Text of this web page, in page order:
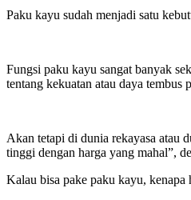
Paku kayu sudah menjadi satu
Fungsi paku kayu sangat banyak
tentang kekuatan atau daya tembus
Akan tetapi di dunia rekayasa atau
tinggi dengan harga yang mahal”,
Kalau bisa pake paku kayu, kenapa